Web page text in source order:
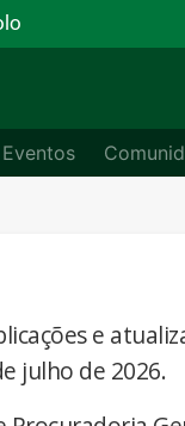
Eventos
e
julho de 2026.